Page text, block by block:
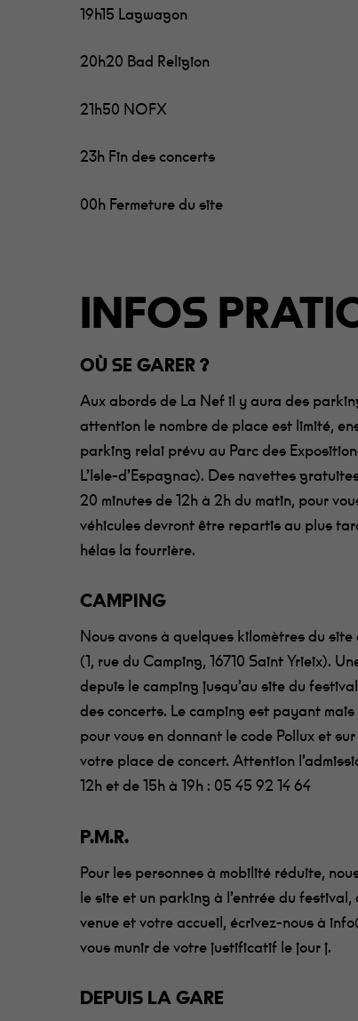
19h15 Lagwagon
20h20 Bad Religion
21h50 NOFX
23h Fin des concerts
00h Fermeture du site
INFOS
OÙ SE GARER ?
Aux abords de La Nef il y aura des
attention le nombre de place est limité,
parking relai prévu au Parc des
L’Isle-d’Espagnac). Des navettes
20 minutes de 12h à 2h du matin, pour
véhicules devront être repartis au plus
hélas la fourrière.
CAMPING
Nous avons à quelques kilomètres du
(1, rue du Camping, 16710 Saint Yrieix).
depuis le camping jusqu’au site du
des concerts. Le camping est payant
pour vous en donnant le code Pollux et
votre place de concert. Attention
12h et de 15h à 19h : 05 45 92 14 64
P.M.R.
Pour les personnes à mobilité réduite,
le site et un parking à l’entrée du
venue et votre accueil, écrivez-nous à
vous munir de votre justificatif le jour j.
DEPUIS LA GARE